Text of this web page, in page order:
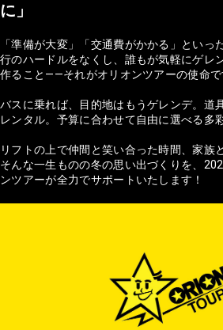
に」
「準備が大変」「交通費がかかる」といっ
行のハードルをなくし、誰もが気軽にゲレ
作ること——それがオリオンツアーの使命で
バスに乗れば、目的地はもうゲレンデ。道
レンタル。予算に合わせて自由に選べる多
リフトの上で仲間と笑い合った時間、家族
そんな一生ものの冬の思い出づくりを、
ンツアーが全力でサポートいたします！